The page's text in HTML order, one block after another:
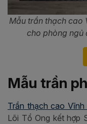
Mẫu trần thạch cao
cho phòng ngủ
Mẫu trần
Trần thạch cao
Lõi Tổ Ong kết hợp